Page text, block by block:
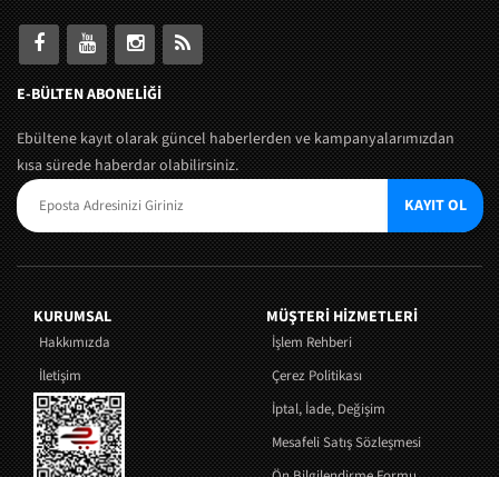
E-BÜLTEN ABONELİĞİ
Ebültene kayıt olarak güncel haberlerden ve kampanyalarımızdan
kısa sürede haberdar olabilirsiniz.
KAYIT OL
KURUMSAL
Hakkımızda
İletişim
MÜŞTERI HIZMETLERI
İşlem Rehberi
Çerez Politikası
İptal, İade, Değişim
Mesafeli Satış Sözleşmesi